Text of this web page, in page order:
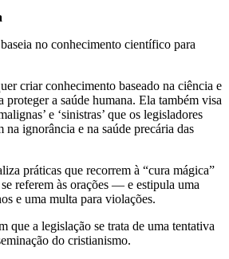
no conhecimento científico para
criar conhecimento baseado na ciência e
proteger a saúde humana. Ela também visa
e ‘sinistras’ que os legisladores
na ignorância e na saúde precária das
práticas que recorrem à “cura mágica”
referem às orações — e estipula uma
e uma multa para violações.
que a legislação se trata de uma tentativa
do cristianismo.